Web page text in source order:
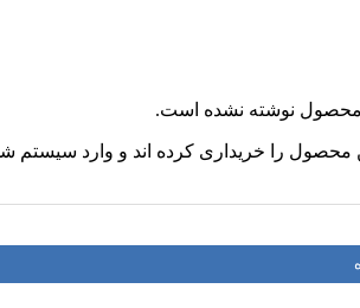
محصول نوشته نشده است.
را خریداری کرده اند و وارد سیستم